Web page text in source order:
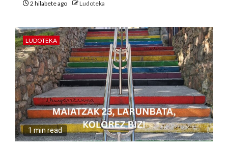
2 hilabete ago Ludoteka
LUDOTEKA
1 min read